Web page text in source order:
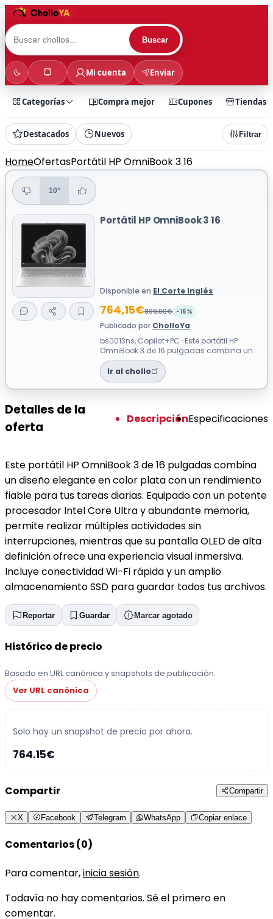
Buscar
Mi cuenta Enviar
Categorías Compra mejor Cupones Tiendas
Destacados Nuevos Filtrar
HomeOfertasPortátil HP OmniBook 3 16
10°
Portátil HP OmniBook 3 16
Disponible en El Corte Inglés
764,15€899,00€ -15%
Publicado por CholloYa
bs0013ns, Copilot+PC · Este portátil HP
OmniBook 3 de 16 pulgadas combina un
diseño elegante en color plata con un re...
Ir al chollo
Detalles de la
oferta
DescripciónEspecificaciones
Este portátil HP OmniBook 3 de 16 pulgadas combina
un diseño elegante en color plata con un rendimiento
fiable para tus tareas diarias. Equipado con un potente
procesador Intel Core Ultra y abundante memoria,
permite realizar múltiples actividades sin
interrupciones, mientras que su pantalla OLED de alta
definición ofrece una experiencia visual inmersiva.
Incluye conectividad Wi-Fi rápida y un amplio
almacenamiento SSD para guardar todos tus archivos.
Reportar Guardar Marcar agotado
Histórico de precio
Basado en URL canónica y snapshots de publicación.
Ver URL canónica
Solo hay un snapshot de precio por ahora.
764.15€
Compartir Compartir
X Facebook Telegram WhatsApp Copiar enlace
Comentarios (0)
Para comentar,inicia sesión.
Todavía no hay comentarios. Sé el primero en
comentar.